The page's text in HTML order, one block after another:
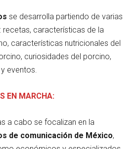
se desarrolla partiendo de varias
recetas, características de la
características nutricionales del
curiosidades del porcino,
eventos.
EN MARCHA:
a cabo se focalizan en la
de comunicación de México,